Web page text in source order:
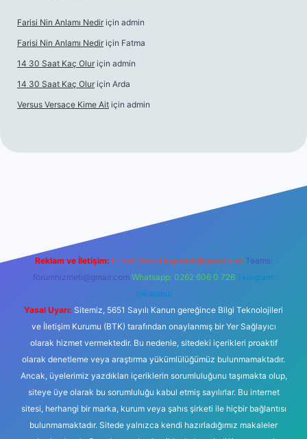
Farisi Nin Anlamı Nedir için admin
Farisi Nin Anlamı Nedir için Fatma
14 30 Saat Kaç Olur için admin
14 30 Saat Kaç Olur için Arda
Versus Versace Kime Ait için admin
Reklam ve İletişim: E-mail: backlinkpaneli@gmail.com Teams:
forumhizmeti@gmail.com Whatsapp: 0262 606 0 726 Telegram:
@karabul
Yasal Uyarı: Sitemiz, 5651 Sayılı Kanun gereğince Bilgi Teknolojileri
ve İletişim Kurumu (BTK) tarafından onaylanmış bir Yer Sağlayıcı
olarak hizmet vermektedir. Bu nedenle, sitedeki içerikleri proaktif
olarak denetleme veya araştırma yükümlülüğümüz bulunmamaktadır.
Ancak, üyelerimiz yazdıkları içeriklerin sorumluluğunu taşımakta olup,
siteye üye olarak bu sorumluluğu kabul etmiş sayılırlar. Bu internet
sitesi, herhangi bir marka, kurum veya şahıs şirketi ile hiçbir bağlantısı
bulunmamaktadır. Sitede yalnızca kendi hazırladığımız makaleler